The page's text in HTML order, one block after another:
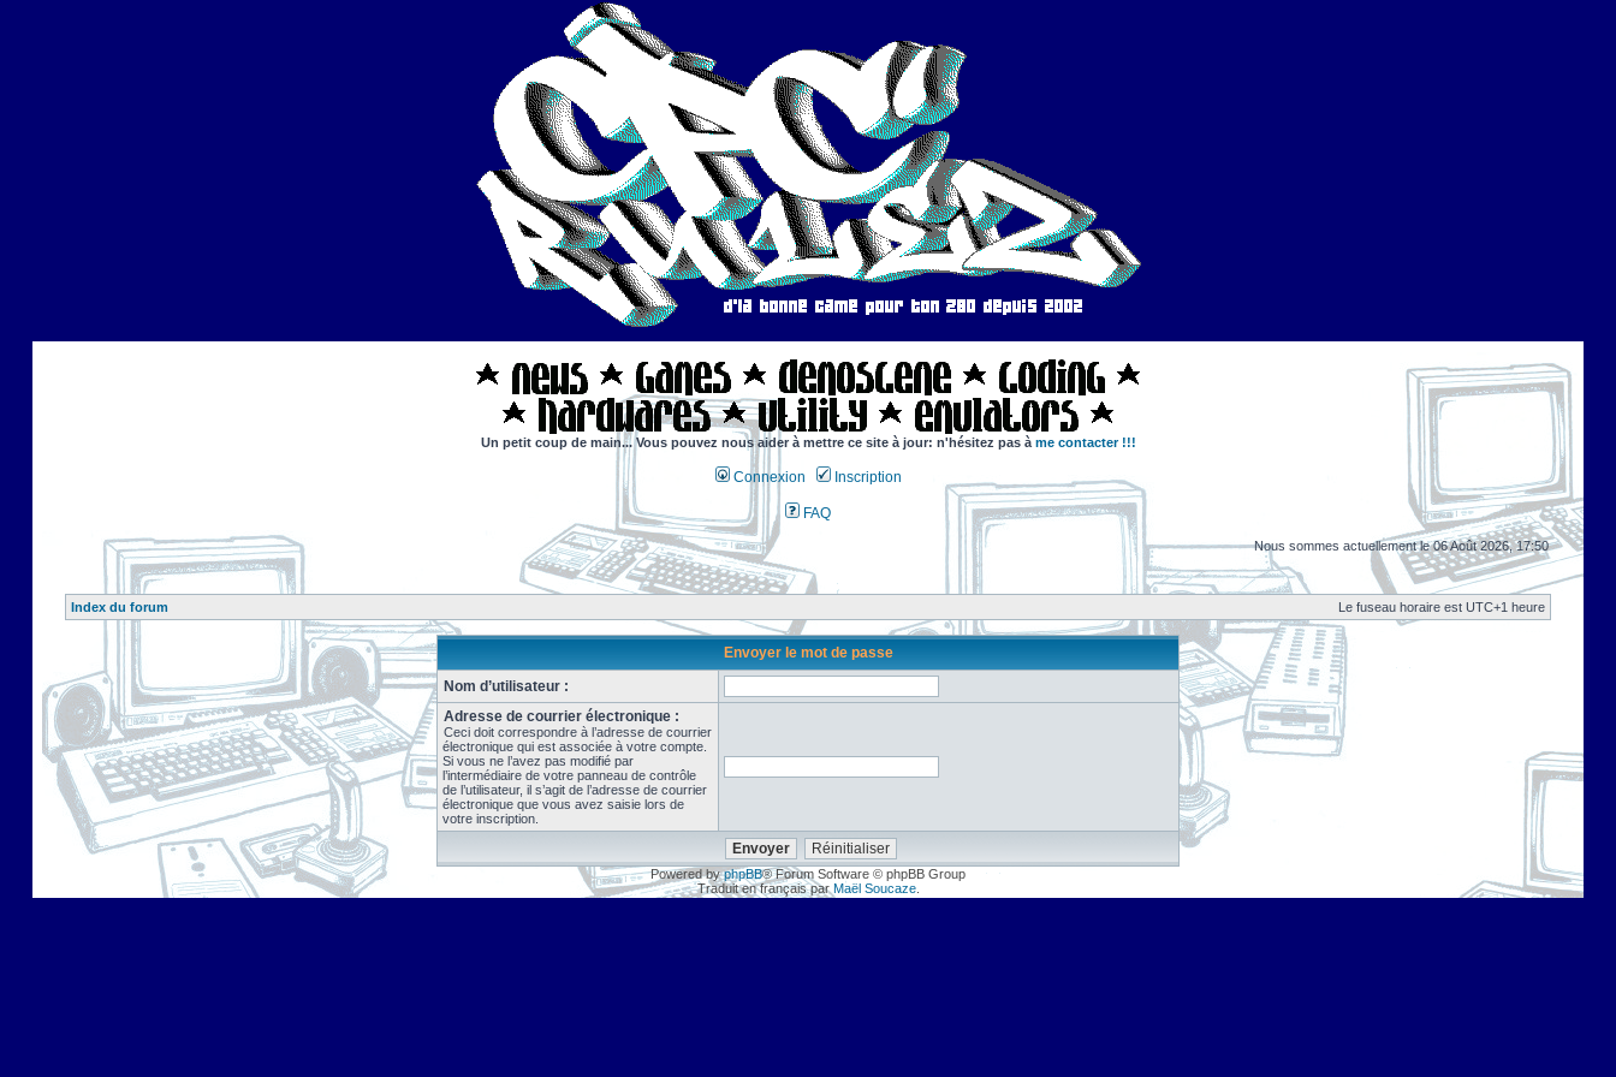
Un petit coup de main... Vous pouvez nous aider à mettre ce site à jour: n'hésitez pas à me contacter !!!
Connexion Inscription
FAQ
Nous sommes actuellement le 06 Août 2026, 17:50
Index du forum Le fuseau horaire est UTC+1 heure
Envoyer le mot de passe
Nom d’utilisateur :
Adresse de courrier électronique :
Ceci doit correspondre à l’adresse de courrier
électronique qui est associée à votre compte.
Si vous ne l’avez pas modifié par
l’intermédiaire de votre panneau de contrôle
de l’utilisateur, il s’agit de l’adresse de courrier
électronique que vous avez saisie lors de
votre inscription.
Powered byphpBB® Forum Software © phpBB Group
Traduit en français par Maël Soucaze.